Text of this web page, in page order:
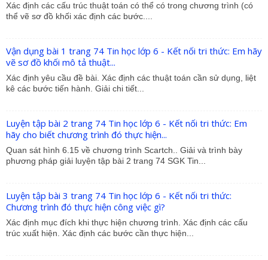
Xác định các cấu trúc thuật toán có thể có trong chương trình (có
thể vẽ sơ đồ khối xác định các bước....
Vận dụng bài 1 trang 74 Tin học lớp 6 - Kết nối tri thức: Em hãy
vẽ sơ đồ khối mô tả thuật...
Xác định yêu cầu đề bài. Xác định các thuật toán cần sử dụng, liệt
kê các bước tiến hành. Giải chi tiết...
Luyện tập bài 2 trang 74 Tin học lớp 6 - Kết nối tri thức: Em
hãy cho biết chương trình đó thực hiện...
Quan sát hình 6.15 về chương trình Scartch.. Giải và trình bày
phương pháp giải luyện tập bài 2 trang 74 SGK Tin...
Luyện tập bài 3 trang 74 Tin học lớp 6 - Kết nối tri thức:
Chương trình đó thực hiện công việc gì?
Xác định mục đích khi thực hiện chương trình. Xác định các cấu
trúc xuất hiện. Xác định các bước cần thực hiện...